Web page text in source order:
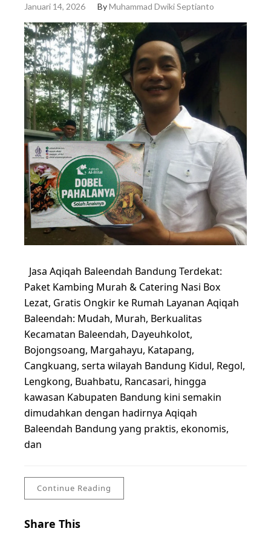
Januari 14, 2026 ByMuhammad Dwiki Septianto
Jasa Aqiqah Baleendah Bandung Terdekat:
Paket Kambing Murah & Catering Nasi Box
Lezat, Gratis Ongkir ke Rumah Layanan Aqiqah
Baleendah: Mudah, Murah, Berkualitas
Kecamatan Baleendah, Dayeuhkolot,
Bojongsoang, Margahayu, Katapang,
Cangkuang, serta wilayah Bandung Kidul, Regol,
Lengkong, Buahbatu, Rancasari, hingga
kawasan Kabupaten Bandung kini semakin
dimudahkan dengan hadirnya Aqiqah
Baleendah Bandung yang praktis, ekonomis,
dan
Continue Reading
Share This